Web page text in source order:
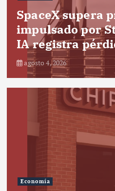
SpaceX supera
impulsado por
IA registra
agosto 4, 2026
Economía